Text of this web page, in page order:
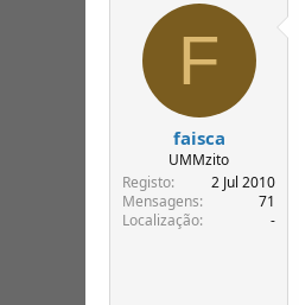
F
faisca
UMMzito
Registo
2 Jul 2010
Mensagens
71
Localização
-